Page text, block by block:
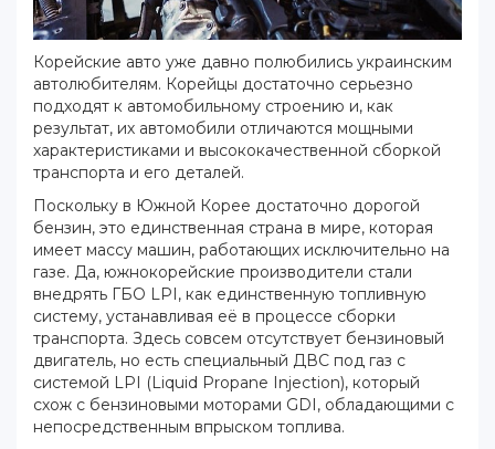
Корейские авто уже давно полюбились украинским
автолюбителям. Корейцы достаточно серьезно
подходят к автомобильному строению и, как
результат, их автомобили отличаются мощными
характеристиками и высококачественной сборкой
транспорта и его деталей.
Поскольку в Южной Корее достаточно дорогой
бензин, это единственная страна в мире, которая
имеет массу машин, работающих исключительно на
газе. Да, южнокорейские производители стали
внедрять ГБО LPI, как единственную топливную
систему, устанавливая её в процессе сборки
транспорта. Здесь совсем отсутствует бензиновый
двигатель, но есть специальный ДВС под газ с
системой LPI (Liquid Propane Injection), который
схож с бензиновыми моторами GDI, обладающими с
непосредственным впрыском топлива.